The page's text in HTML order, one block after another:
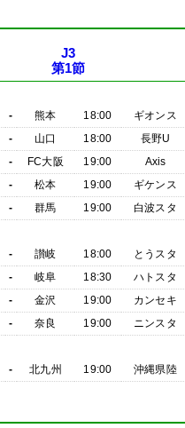
J3
第1節
- 熊本 18:00
ギオンス
- 山口 18:00
長野U
- FC大阪 19:00
Axis
- 松本 19:00
ギケンス
- 群馬 19:00
白波スタ
- 讃岐 18:00
とうスタ
- 岐阜 18:30
ハトスタ
- 金沢 19:00
カンセキ
- 奈良 19:00
ニンスタ
- 北九州 19:00 沖縄県陸